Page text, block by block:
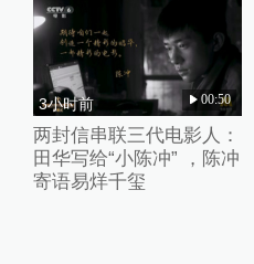
3小时前 00:50
两封信串联三代电影人：
田华写给“小陈冲” ，陈冲
寄语易烊千玺